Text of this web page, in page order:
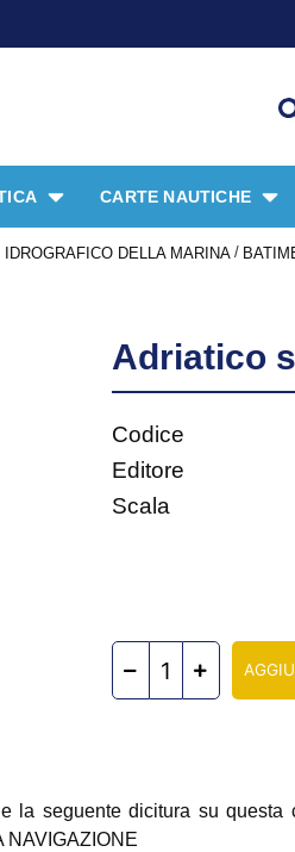
CARTE NAUTICHE
IDROGRAFICO DELLA MARINA /
Adriatico
Codice
Editore
Scala
la seguente dicitura su
NAVIGAZIONE